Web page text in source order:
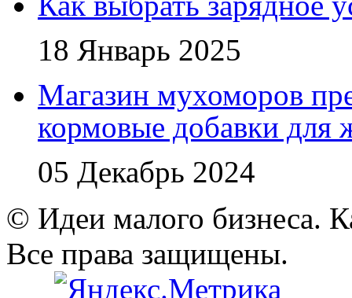
18 Январь 2025
Магазин мухоморов
кормовые добавки для
05 Декабрь 2024
© Идеи малого бизнеса.
Все права защищены.